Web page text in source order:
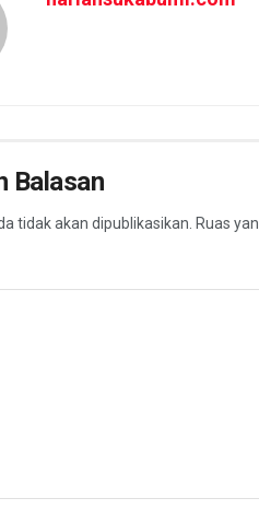
Balasan
tidak akan dipublikasikan. Ruas